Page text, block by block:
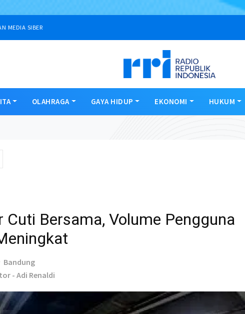
MEDIA SIBER
OLAHRAGA GAYA HIDUP EKONOMI HUKUM
Cuti Bersama, Volume Pengguna
Bandung
- Adi Renaldi